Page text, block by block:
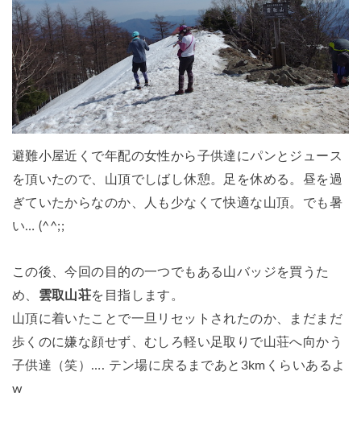
避難小屋近くで年配の女性から子供達にパンとジュース
を頂いたので、山頂でしばし休憩。足を休める。昼を過
ぎていたからなのか、人も少なくて快適な山頂。でも暑
い… (^^;;
この後、今回の目的の一つでもある山バッジを買うた
め、 雲取山荘を目指します。
山頂に着いたことで一旦リセットされたのか、まだまだ
歩くのに嫌な顔せず、むしろ軽い足取りで山荘へ向かう
子供達（笑）…. テン場に戻るまであと3kmくらいあるよ
w